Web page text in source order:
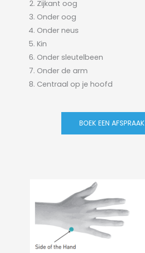
Zijkant oog
Onder oog
Onder neus
Kin
Onder sleutelbeen
Onder de arm
Centraal op je hoofd
BOEK EEN AFSPRAAK